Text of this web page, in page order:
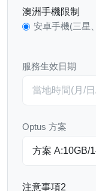
澳洲手機限制
安卓手機(三星
服務生效日期
Optus 方案
注意事項2